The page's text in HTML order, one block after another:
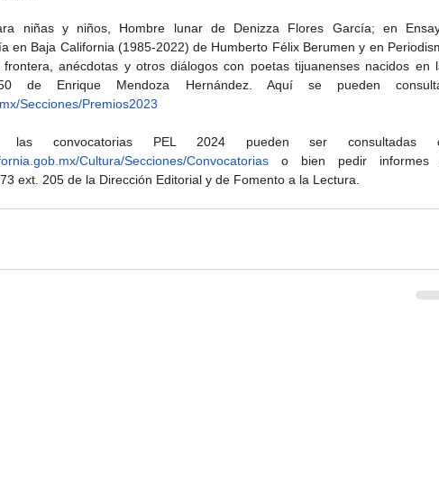
niñas y niños, Hombre lunar de Denizza Flores García; en
en Baja California (1985-2022) de Humberto Félix Berumen y en
anécdotas y otros diálogos con poetas tijuanenses nacidos en
Secciones/Premios2023
Cultura/Secciones/Convocatorias o bien pedir informes
ext. 205 de la Dirección Editorial y de Fomento a la Lectura.